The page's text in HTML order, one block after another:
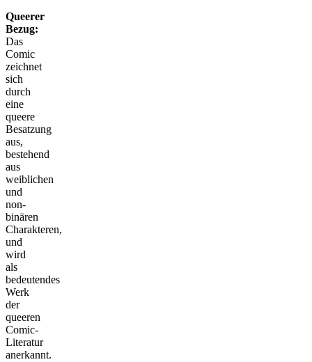
Queerer
Bezug:
Das
Comic
zeichnet
sich
durch
eine
queere
Besatzung
aus,
bestehend
aus
weiblichen
und
non-
binären
Charakteren,
und
wird
als
bedeutendes
Werk
der
queeren
Comic-
Literatur
anerkannt.